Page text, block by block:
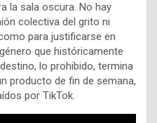
la sala oscura. No hay
colectiva del grito ni
para justificarse en
que históricamente
lo prohibido, termina
producto de fin de semana,
por TikTok.